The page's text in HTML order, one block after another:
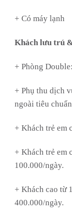
+ Có máy lạnh
Khách lưu trú
+ Phòng
+ Phụ thu dịch
ngoài tiêu
+ Khách trẻ em
+ Khách trẻ em
100.000/ngày.
+ Khách cao từ
400.000/ngày.